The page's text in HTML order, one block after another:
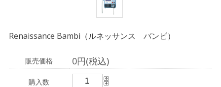
Renaissance Bambi（ルネッサンス バンビ）
販売価格 0円(税込)
購入数